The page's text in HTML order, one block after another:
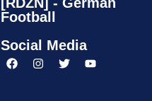
Football
Social Media